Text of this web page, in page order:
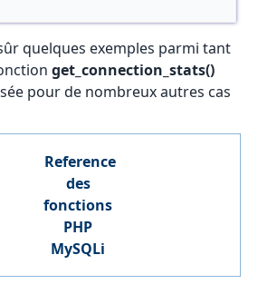
quelques exemples parmi tant
get_connection_stats()
pour de nombreux autres cas
Reference
des
fonctions
PHP
MySQLi